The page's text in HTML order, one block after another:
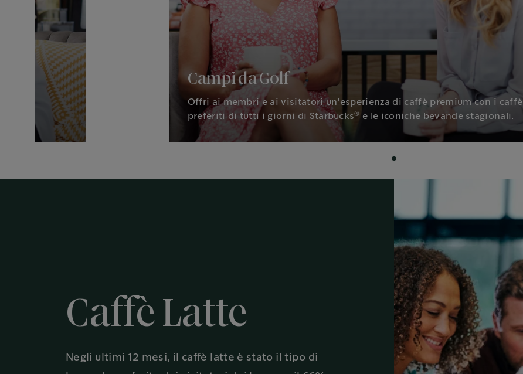
Campi da Golf
Offri ai membri e ai visitatori un'esperienza di caffè premium con i caffè
preferiti di tutti i giorni di Starbucks® e le iconiche bevande stagionali.
Caffè Latte
Negli ultimi 12 mesi, il caffè latte è stato il tipo di